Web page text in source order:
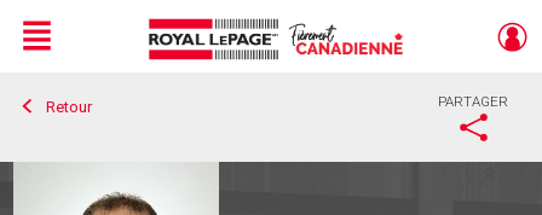
Live
En Direct
Menu
Retour PARTAGER